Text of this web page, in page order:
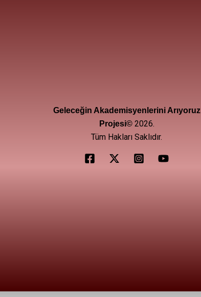
Geleceğin Akademisyenlerini Arıyoruz
Projesi©2026.
Tüm Hakları Saklıdır.